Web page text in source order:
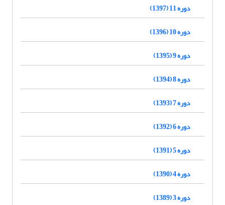
دوره 11 (1397)
دوره 10 (1396)
دوره 9 (1395)
دوره 8 (1394)
دوره 7 (1393)
دوره 6 (1392)
دوره 5 (1391)
دوره 4 (1390)
دوره 3 (1389)